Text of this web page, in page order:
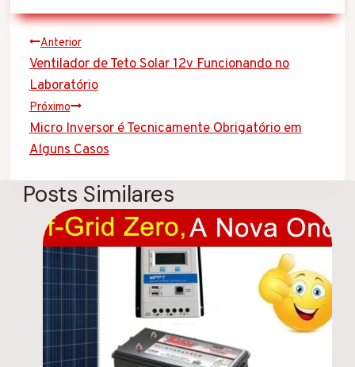
e
a
n
d
o
.
.
Navegação
de
Post
Anterior
Ventilador de Teto Solar 12v Funcionando no
Laboratório
Próximo
Micro Inversor é Tecnicamente Obrigatório em
Alguns Casos
Posts Similares